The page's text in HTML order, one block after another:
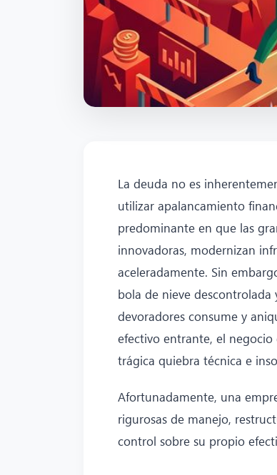
La deuda no es
utilizar apalancamiento
predominante en que las
innovadoras, modernizan
aceleradamente. Sin
bola de nieve
devoradores consume y
efectivo entrante, el
trágica quiebra técnica e
Afortunadamente, una
rigurosas de manejo,
control sobre su propio